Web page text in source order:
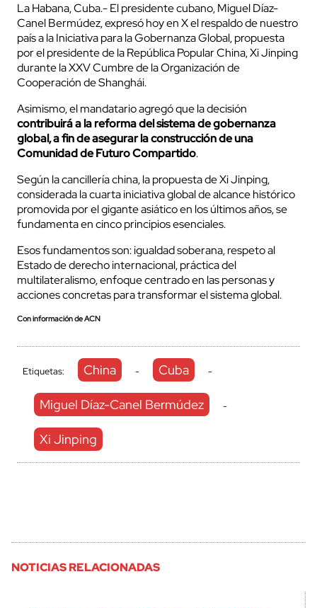
La Habana, Cuba.- El presidente cubano, Miguel Díaz-
Canel Bermúdez, expresó hoy en X el respaldo de nuestro
país a la Iniciativa para la Gobernanza Global, propuesta
por el presidente de la República Popular China, Xi Jinping
durante la XXV Cumbre de la Organización de
Cooperación de Shanghái.
Asimismo, el mandatario agregó que la decisión
contribuirá a la reforma del sistema de gobernanza
global, a fin de asegurar la construcción de una
Comunidad de Futuro Compartido.
Según la cancillería china, la propuesta de Xi Jinping,
considerada la cuarta iniciativa global de alcance histórico
promovida por el gigante asiático en los últimos años, se
fundamenta en cinco principios esenciales.
Esos fundamentos son: igualdad soberana, respeto al
Estado de derecho internacional, práctica del
multilateralismo, enfoque centrado en las personas y
acciones concretas para transformar el sistema global.
Con información de ACN
Etiquetas: China - Cuba -
Miguel Díaz-Canel Bermúdez -
Xi Jinping
NOTICIAS RELACIONADAS